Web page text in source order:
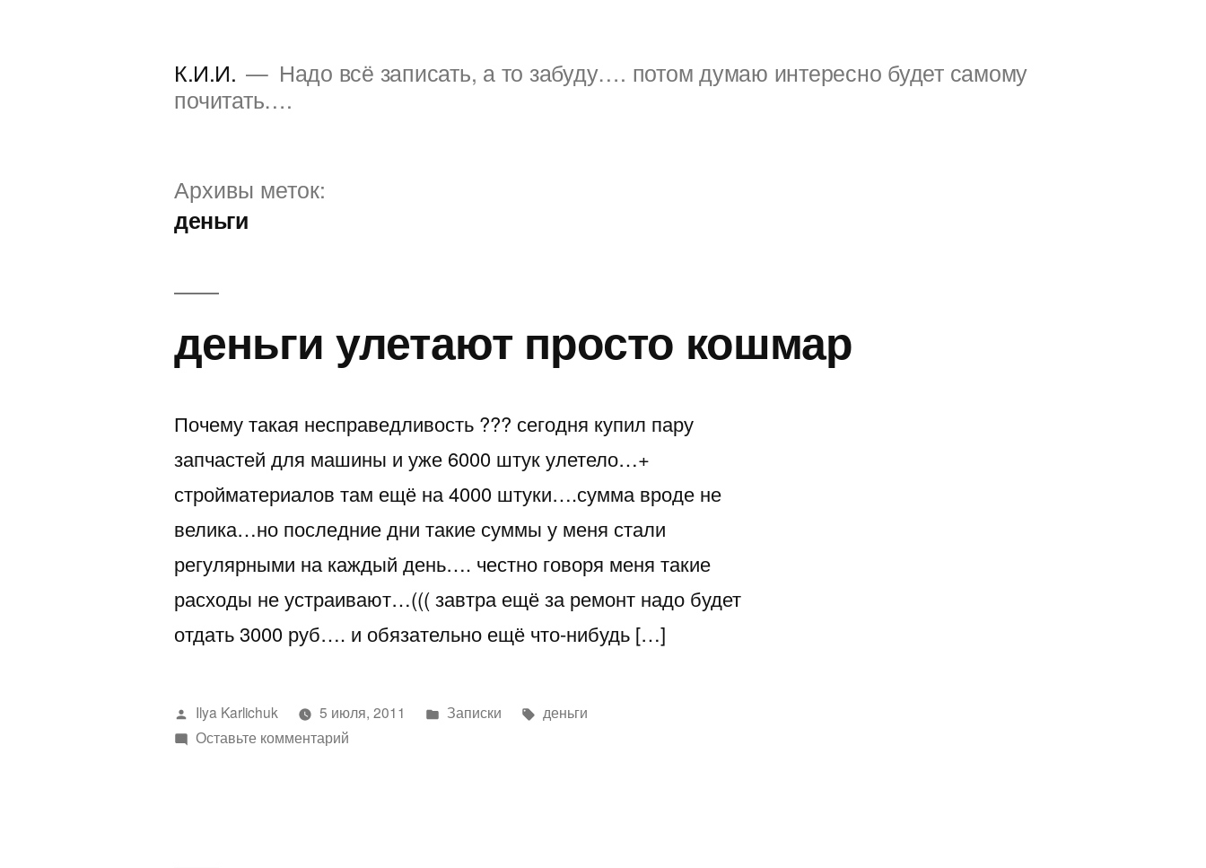
К.И.И.
Надо всё записать, а то забуду…. потом думаю интересно будет самому
почитать….
Архивы меток:
деньги
деньги улетают просто кошмар
Почему такая несправедливость ??? сегодня купил пару
запчастей для машины и уже 6000 штук улетело…+
стройматериалов там ещё на 4000 штуки….сумма вроде не
велика…но последние дни такие суммы у меня стали
регулярными на каждый день…. честно говоря меня такие
расходы не устраивают…((( завтра ещё за ремонт надо будет
отдать 3000 руб…. и обязательно ещё что-нибудь […]
Написано
автором
Ilya Karlichuk 5 июля, 2011
Написано
Записки Метки:
деньги
Оставьте комментарий